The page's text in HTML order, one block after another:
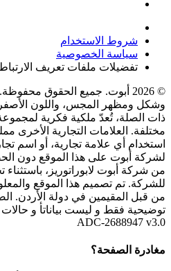
شروط الاستخدام
سياسة الخصوصية
تفضيلات ملفات تعريف
© 2026 أبوت. جميع الحقوق
وشكل ومظهر المجس، واللون الأصفر،
ذات الصلة، تُعدّ ملكية فكرية
مختلفة. العلامات التجارية الأخرى
استخدام أي علامة تجارية، أو اسم
لشركة أبوت على هذا الموقع دون
من شركة أبوت لابوراتوريز، باستثناء
للشركة. تم تصميم هذا الموقع
من قبل المقيمين في دولة الأردن.
توضيحية فقط و ليست بياناتأ و
ADC-2688947 v3.0
مغادرة الصفحة؟